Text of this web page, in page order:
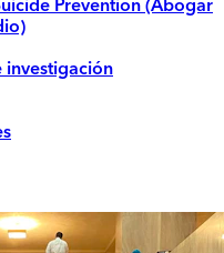
Prevention (Abogar
investigación